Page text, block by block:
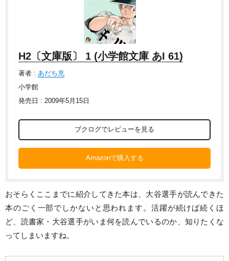
H2〔文庫版〕 1 (小学館文庫 あI 61)
著者 : あだち充
小学館
発売日 : 2009年5月15日
ブクログでレビューを見る
Amazonで購入する
おそらくここまでに紹介してきた本は、大谷選手が読んできた
本のごく一部でしかないと思われます。活躍が続けば続くほ
ど、読書家・大谷選手がいま何を読んでいるのか、知りたくな
ってしまいますね。